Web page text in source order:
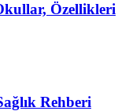
Özellikleri
Rehberi